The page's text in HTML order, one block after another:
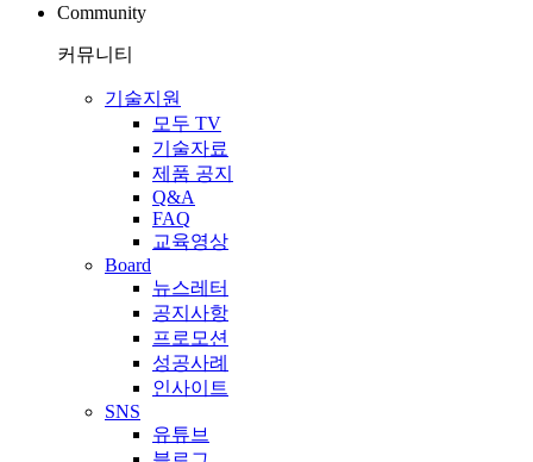
Community
커뮤니티
기술지원
모두 TV
기술자료
제품 공지
Q&A
FAQ
교육영상
Board
뉴스레터
공지사항
프로모션
성공사례
인사이트
SNS
유튜브